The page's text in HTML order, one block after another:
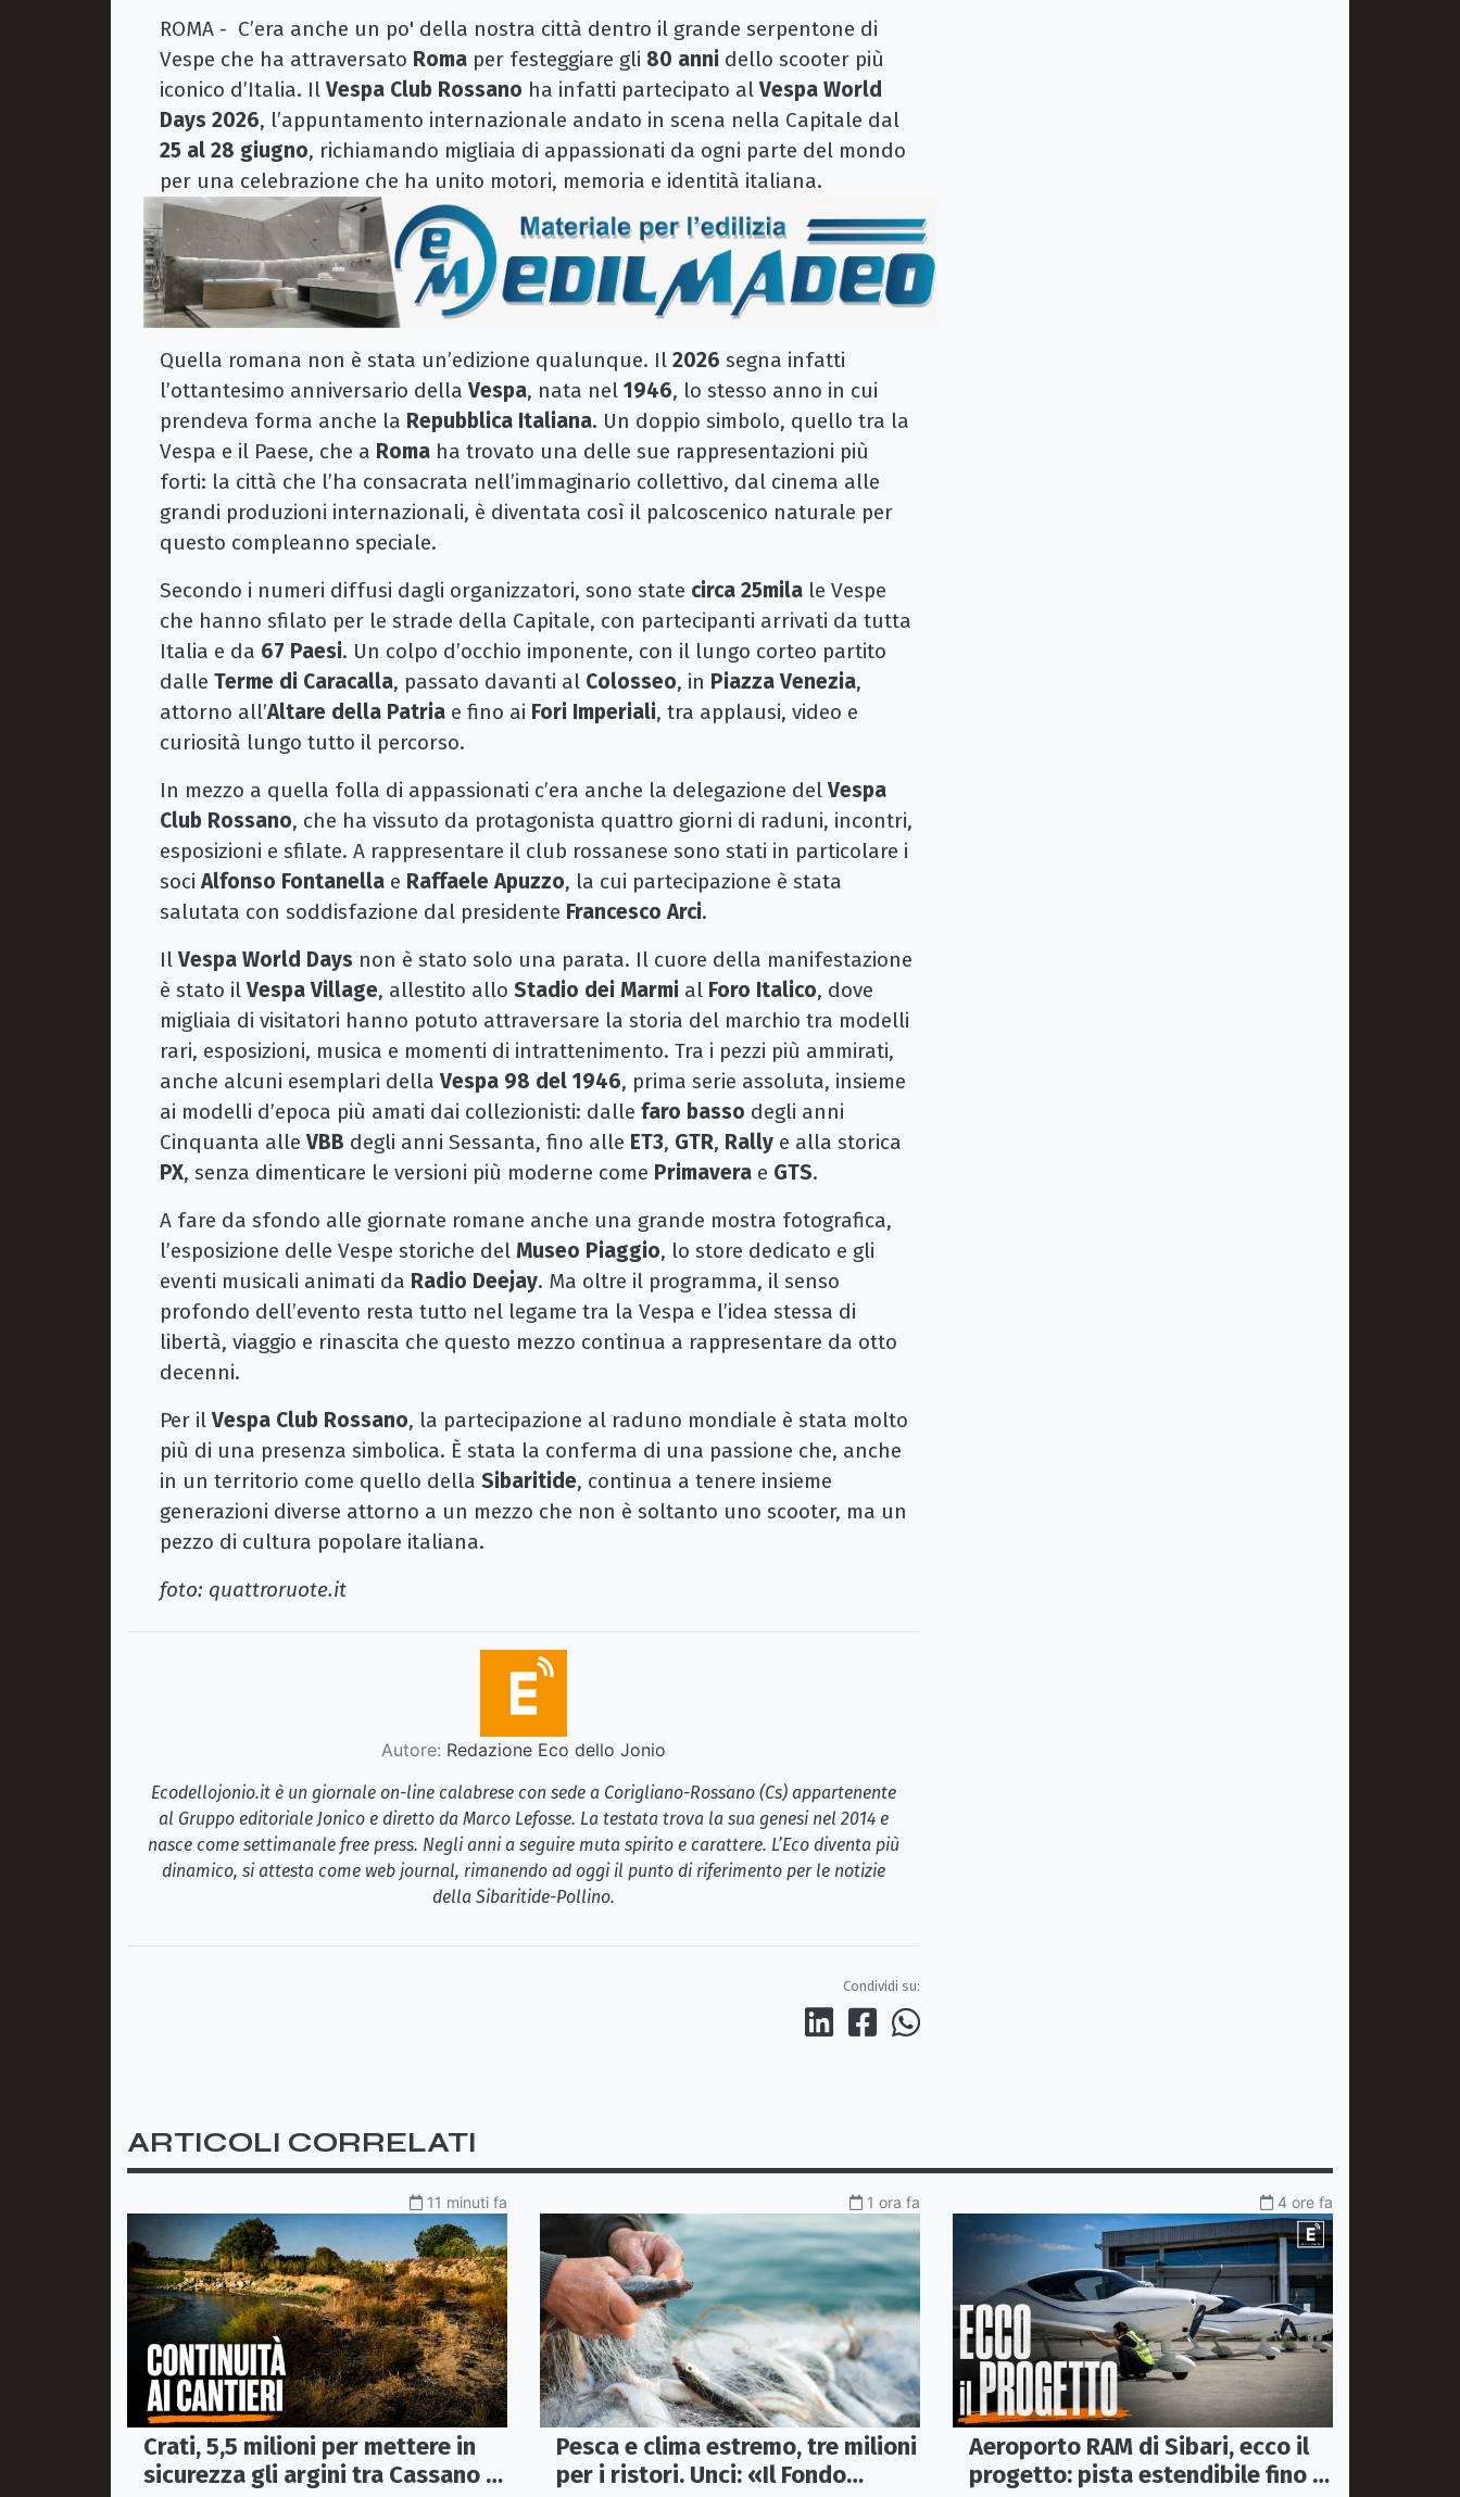
ROMA - C’era anche un po' della nostra città dentro il grande serpentone di
Vespe che ha attraversato Roma per festeggiare gli 80 anni dello scooter più
iconico d’Italia. Il Vespa Club Rossano ha infatti partecipato al Vespa World
Days 2026, l’appuntamento internazionale andato in scena nella Capitale dal
25 al 28 giugno, richiamando migliaia di appassionati da ogni parte del mondo
per una celebrazione che ha unito motori, memoria e identità italiana.
Quella romana non è stata un’edizione qualunque. Il 2026 segna infatti
l’ottantesimo anniversario della Vespa, nata nel 1946, lo stesso anno in cui
prendeva forma anche la Repubblica Italiana. Un doppio simbolo, quello tra la
Vespa e il Paese, che a Roma ha trovato una delle sue rappresentazioni più
forti: la città che l’ha consacrata nell’immaginario collettivo, dal cinema alle
grandi produzioni internazionali, è diventata così il palcoscenico naturale per
questo compleanno speciale.
Secondo i numeri diffusi dagli organizzatori, sono state circa 25mila le Vespe
che hanno sfilato per le strade della Capitale, con partecipanti arrivati da tutta
Italia e da 67 Paesi. Un colpo d’occhio imponente, con il lungo corteo partito
dalle Terme di Caracalla, passato davanti al Colosseo, in Piazza Venezia,
attorno all’Altare della Patria e fino ai Fori Imperiali, tra applausi, video e
curiosità lungo tutto il percorso.
In mezzo a quella folla di appassionati c’era anche la delegazione del Vespa
Club Rossano, che ha vissuto da protagonista quattro giorni di raduni, incontri,
esposizioni e sfilate. A rappresentare il club rossanese sono stati in particolare i
soci Alfonso Fontanella e Raffaele Apuzzo, la cui partecipazione è stata
salutata con soddisfazione dal presidente Francesco Arci.
Il Vespa World Days non è stato solo una parata. Il cuore della manifestazione
è stato il Vespa Village, allestito allo Stadio dei Marmi al Foro Italico, dove
migliaia di visitatori hanno potuto attraversare la storia del marchio tra modelli
rari, esposizioni, musica e momenti di intrattenimento. Tra i pezzi più ammirati,
anche alcuni esemplari della Vespa 98 del 1946, prima serie assoluta, insieme
ai modelli d’epoca più amati dai collezionisti: dalle faro basso degli anni
Cinquanta alle VBB degli anni Sessanta, fino alle ET3, GTR, Rally e alla storica
PX, senza dimenticare le versioni più moderne come Primavera e GTS.
A fare da sfondo alle giornate romane anche una grande mostra fotografica,
l’esposizione delle Vespe storiche del Museo Piaggio, lo store dedicato e gli
eventi musicali animati da Radio Deejay. Ma oltre il programma, il senso
profondo dell’evento resta tutto nel legame tra la Vespa e l’idea stessa di
libertà, viaggio e rinascita che questo mezzo continua a rappresentare da otto
decenni.
Per il Vespa Club Rossano, la partecipazione al raduno mondiale è stata molto
più di una presenza simbolica. È stata la conferma di una passione che, anche
in un territorio come quello della Sibaritide, continua a tenere insieme
generazioni diverse attorno a un mezzo che non è soltanto uno scooter, ma un
pezzo di cultura popolare italiana.
foto: quattroruote.it
Autore: Redazione Eco dello Jonio
Ecodellojonio.it è un giornale on-line calabrese con sede a Corigliano-Rossano (Cs) appartenente
al Gruppo editoriale Jonico e diretto da Marco Lefosse. La testata trova la sua genesi nel 2014 e
nasce come settimanale free press. Negli anni a seguire muta spirito e carattere. L’Eco diventa più
dinamico, si attesta come web journal, rimanendo ad oggi il punto di riferimento per le notizie
della Sibaritide-Pollino.
Condividi su:
ARTICOLI CORRELATI
11 minuti fa
Crati, 5,5 milioni per mettere in
sicurezza gli argini tra Cassano e
1 ora fa
Pesca e clima estremo, tre milioni
per i ristori. Unci: «Il Fondo
4 ore fa
Aeroporto RAM di Sibari, ecco il
progetto: pista estendibile fino a